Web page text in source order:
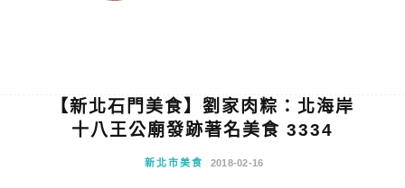
【新北石門美食】劉家肉粽：北海岸
十八王公廟發跡著名美食 3334
新北市美食 2018-02-16